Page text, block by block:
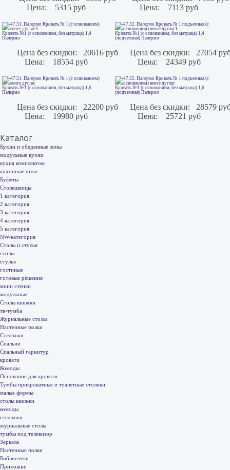
Цена:
5315 руб
Цена:
7113 руб
Кровать №1 (с основанием, без матраца) 1,4
Палермо
Цена без скидки:
20616 руб
Цена:
18554 руб
Кровать №1 (с основанием, без матраца) 1,4
(подъемная) Палермо
Цена без скидки:
27054
Цена:
24349 руб
Кровать №1 (с основанием, без матраца) 1,6
Палермо
Цена без скидки:
22200 руб
Цена:
19980 руб
Кровать №1 (с основанием, без матраца) 1,6
(подъемная) Палермо
Цена без скидки:
28579
Цена:
25721 руб
Каталог
Кухни и обеденные зоны
модульные кухни
кухня комплектом
кухонные углы
Буфеты
Столешницы
1 категория
2 категория
3 категория
4 категория
5 категория
NW-категория
Столы и стулья
столы
стулья
гостиные
готовые решения
мини стенки
модульные
Столы книжки
тв-тумба
Журнальные столы
Настенные полки
Стеллажи
Спальни
Спальный гарнитур
кровати
Комоды
Основание для кровати
Тумбы прикроватные и туалетные столики
малые формы
столы книжки
комоды
стеллажи
журнальные столы
тумбы под телевизор
Зеркала
Настенные полки
Библиотеки
Прихожие